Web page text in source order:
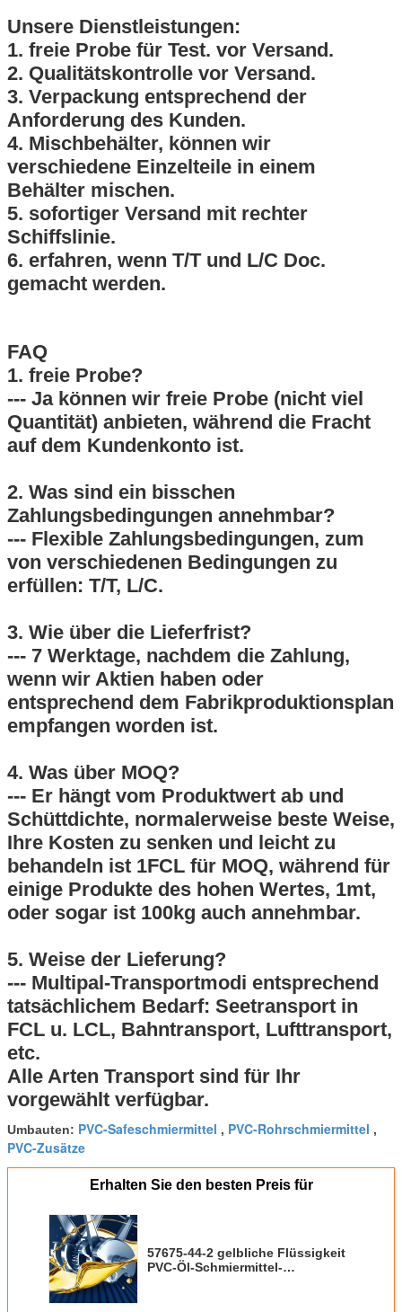
Unsere Dienstleistungen:
1. freie Probe für Test. vor Versand.
2. Qualitätskontrolle vor Versand.
3. Verpackung entsprechend der
Anforderung des Kunden.
4. Mischbehälter, können wir
verschiedene Einzelteile in einem
Behälter mischen.
5. sofortiger Versand mit rechter
Schiffslinie.
6. erfahren, wenn T/T und L/C Doc.
gemacht werden.
FAQ
1. freie Probe?
--- Ja können wir freie Probe (nicht viel
Quantität) anbieten, während die Fracht
auf dem Kundenkonto ist.
2. Was sind ein bisschen
Zahlungsbedingungen annehmbar?
--- Flexible Zahlungsbedingungen, zum
von verschiedenen Bedingungen zu
erfüllen: T/T, L/C.
3. Wie über die Lieferfrist?
--- 7 Werktage, nachdem die Zahlung,
wenn wir Aktien haben oder
entsprechend dem Fabrikproduktionsplan
empfangen worden ist.
4. Was über MOQ?
--- Er hängt vom Produktwert ab und
Schüttdichte, normalerweise beste Weise,
Ihre Kosten zu senken und leicht zu
behandeln ist 1FCL für MOQ, während für
einige Produkte des hohen Wertes, 1mt,
oder sogar ist 100kg auch annehmbar.
5. Weise der Lieferung?
--- Multipal-Transportmodi entsprechend
tatsächlichem Bedarf: Seetransport in
FCL u. LCL, Bahntransport, Lufttransport,
etc.
Alle Arten Transport sind für Ihr
vorgewählt verfügbar.
Umbauten: PVC-Safeschmiermittel , PVC-Rohrschmiermittel ,
PVC-Zusätze
Erhalten Sie den besten Preis für
57675-44-2 gelbliche Flüssigkeit
PVC-Öl-Schmiermittel-